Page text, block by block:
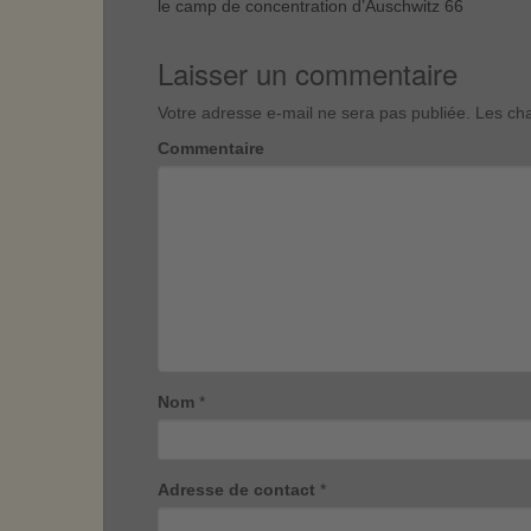
le camp de concentration d’Auschwitz 66
Laisser un commentaire
Votre adresse e-mail ne sera pas publiée. Les
Commentaire
Nom *
Adresse de contact *